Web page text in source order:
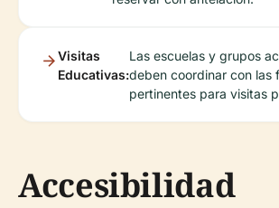
Visitas
Educativas:
Las escuelas y grupos
deben coordinar con las
pertinentes para visitas
Accesibilidad